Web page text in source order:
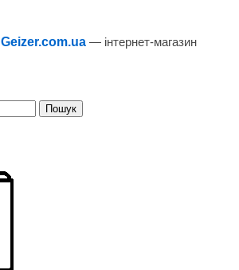
Geizer.com.ua— інтернет-магазин
Пошук